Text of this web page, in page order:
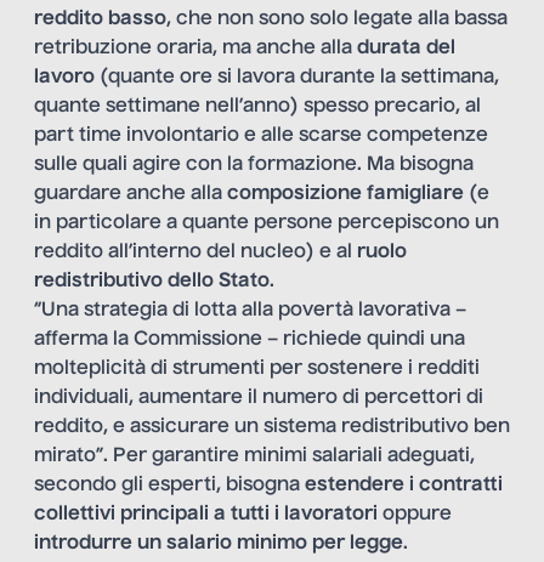
reddito basso, che non sono solo legate alla bassa
retribuzione oraria, ma anche alla durata del
lavoro (quante ore si lavora durante la settimana,
quante settimane nell’anno) spesso precario, al
part time involontario e alle scarse competenze
sulle quali agire con la formazione. Ma bisogna
guardare anche alla composizione famigliare (e
in particolare a quante persone percepiscono un
reddito all’interno del nucleo) e al ruolo
redistributivo dello Stato.
“Una strategia di lotta alla povertà lavorativa –
afferma la Commissione – richiede quindi una
molteplicità di strumenti per sostenere i redditi
individuali, aumentare il numero di percettori di
reddito, e assicurare un sistema redistributivo ben
mirato”. Per garantire minimi salariali adeguati,
secondo gli esperti, bisogna estendere i contratti
collettivi principali a tutti i lavoratori oppure
introdurre un salario minimo per legge.